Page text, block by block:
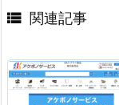
 関連記事